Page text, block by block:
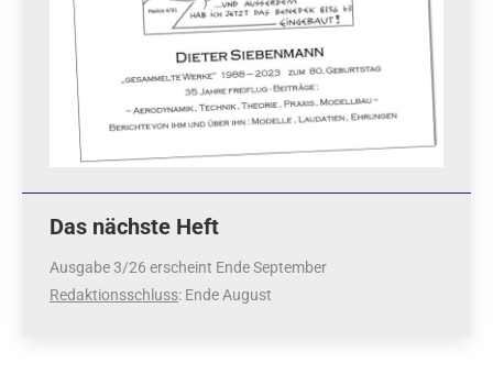
Das nächste Heft
Ausgabe 3/26 erscheint Ende September
Redaktionsschluss: Ende August